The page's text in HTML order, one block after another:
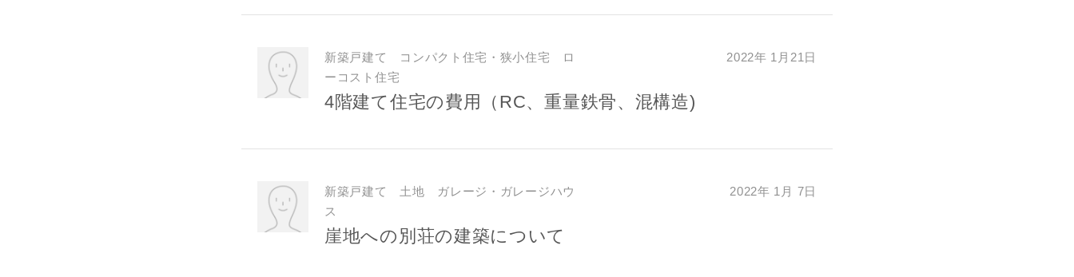
新築戸建て コンパクト住宅・狭小住宅 ロ
ーコスト住宅
2022年 1月21日
4階建て住宅の費用（RC、重量鉄骨、混構造)
新築戸建て 土地 ガレージ・ガレージハウ
ス
2022年 1月 7日
崖地への別荘の建築について
完成希望時期